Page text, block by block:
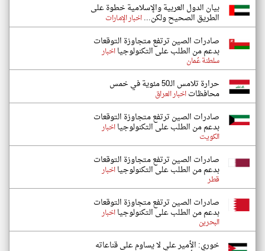
بيان الدول العربية والإسلامية خطوة على
الطريق الصحيح ولكن...اخبار الإمارات
صادرات الصين ترتفع متجاوزة التوقعات
بدعم من الطلب على التكنولوجيااخبار
سلطنة عُمان
حرارة تلامس الـ50 مئوية في خمس
محافظاتاخبار العراق
صادرات الصين ترتفع متجاوزة التوقعات
بدعم من الطلب على التكنولوجيااخبار
الكويت
صادرات الصين ترتفع متجاوزة التوقعات
بدعم من الطلب على التكنولوجيااخبار
قطر
صادرات الصين ترتفع متجاوزة التوقعات
بدعم من الطلب على التكنولوجيااخبار
البحرين
خوري: الأمير علي لا يساوم على قناعاته